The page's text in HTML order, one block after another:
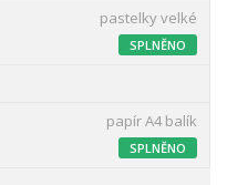
pastelky velké
SPLNĚNO
papír A4 balík
SPLNĚNO